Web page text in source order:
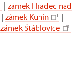
| zámek Hradec nad
| zámek Kunín
|
zámek Štáblovice